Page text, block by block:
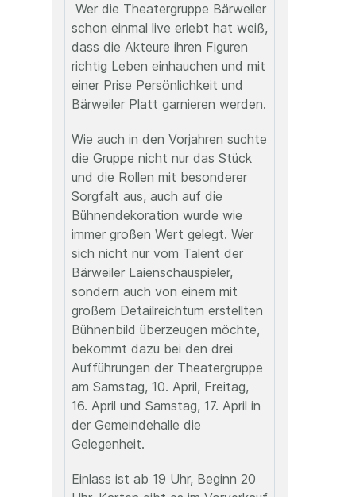
Wer die Theatergruppe Bärweiler
schon einmal live erlebt hat weiß,
dass die Akteure ihren Figuren
richtig Leben einhauchen und mit
einer Prise Persönlichkeit und
Bärweiler Platt garnieren werden.
Wie auch in den Vorjahren suchte
die Gruppe nicht nur das Stück
und die Rollen mit besonderer
Sorgfalt aus, auch auf die
Bühnendekoration wurde wie
immer großen Wert gelegt. Wer
sich nicht nur vom Talent der
Bärweiler Laienschauspieler,
sondern auch von einem mit
großem Detailreichtum erstellten
Bühnenbild überzeugen möchte,
bekommt dazu bei den drei
Aufführungen der Theatergruppe
am Samstag, 10. April, Freitag,
16. April und Samstag, 17. April in
der Gemeindehalle die
Gelegenheit.
Einlass ist ab 19 Uhr, Beginn 20